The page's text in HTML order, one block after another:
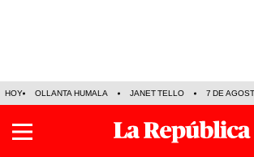
HOY OLLANTA HUMALA JANET TELLO 7 DE